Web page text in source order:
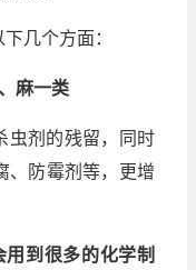
几个方面：
麻一类
虫剂的残留，同时
、防霉剂等，更增
到很多的化学制